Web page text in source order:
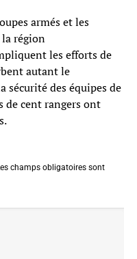
armés et les
région
les efforts de
autant le
sécurité des équipes de
de cent rangers ont
champs obligatoires sont